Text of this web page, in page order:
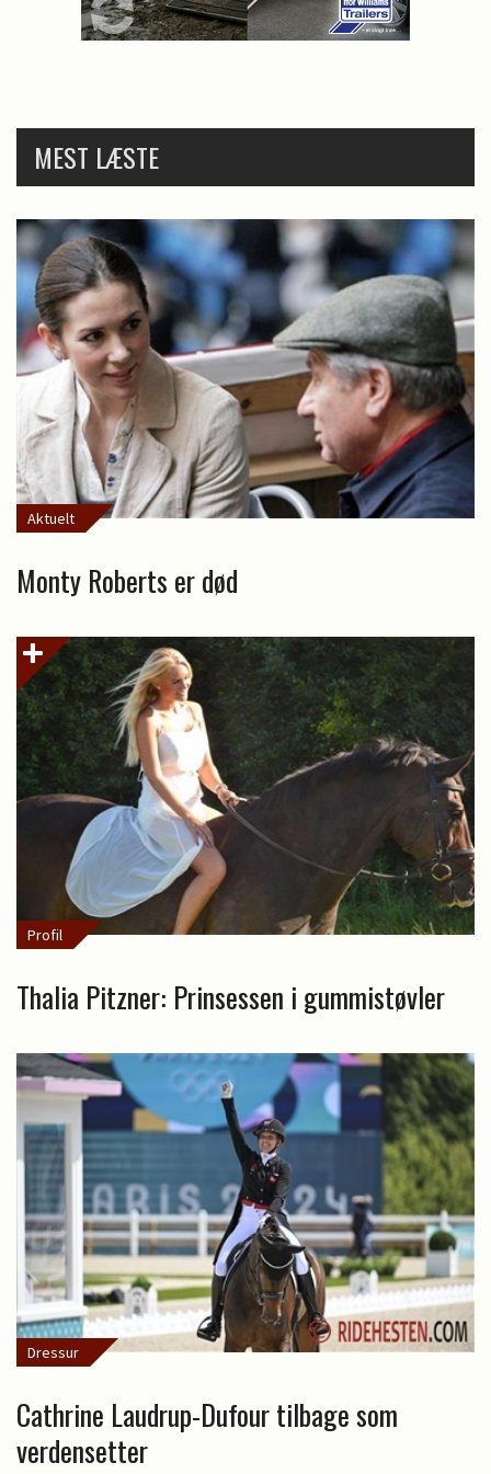
MEST LÆSTE
Aktuelt
Monty Roberts er død
Profil
Thalia Pitzner: Prinsessen i gummistøvler
Dressur
Cathrine Laudrup-Dufour tilbage som
verdensetter